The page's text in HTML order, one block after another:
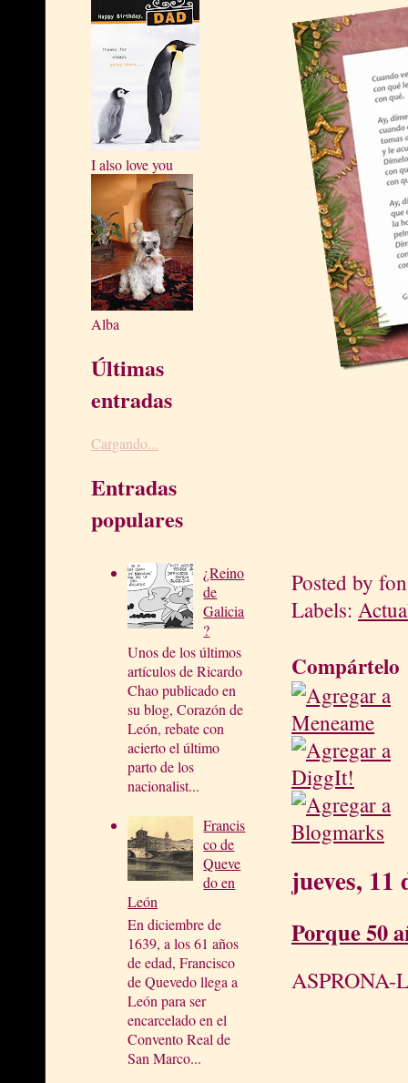
I also love you
Alba
Últimas
entradas
Cargando...
Entradas
populares
¿Reino
de
Galicia
?
Unos de los últimos
artículos de Ricardo
Chao publicado en
su blog, Corazón de
León, rebate con
acierto el último
parto de los
nacionalist...
Francis
co de
Queve
do en
León
En diciembre de
1639, a los 61 años
de edad, Francisco
de Quevedo llega a
León para ser
encarcelado en el
Convento Real de
San Marco...
Posted by
Labels:
Compártelo
jueves, 11
Porque 50
ASPRONA-